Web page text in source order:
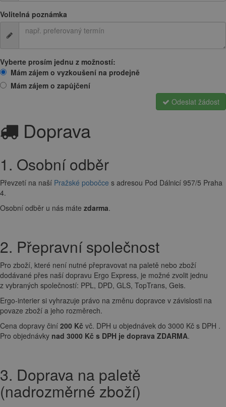
Volitelná poznámka
Vyberte prosím jednu z možností:
Mám zájem o vyzkoušení na prodejně
Mám zájem o zapůjčení
Odeslat žádost
Doprava
1. Osobní odběr
Převzetí na naší Pražské pobočce s adresou Pod Dálnicí 957/5 Praha
4.
Osobní odběr u nás máte zdarma.
2. Přepravní společnost
Pro zboží, které není nutné přepravovat na paletě nebo zboží
dodávané přes naší dopravu Ergo Express, je možné zvolit jednu
z vybraných společností: PPL, DPD, GLS, TopTrans, Geis.
Ergo-interier si vyhrazuje právo na změnu dopravce v závislosti na
povaze zboží a jeho rozměrech.
Cena dopravy činí 200 Kč vč. DPH u objednávek do 3000 Kč s DPH .
Pro objednávky nad 3000 Kč s DPH je doprava ZDARMA.
3. Doprava na paletě
(nadrozměrné zboží)